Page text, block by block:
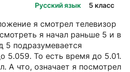
Русский язык 5 класс
я смотрел телевизор
я начал раньше 5 и в
5 подразумевается
5.059. То есть время до 5.01.
А что, означает я посмотрел